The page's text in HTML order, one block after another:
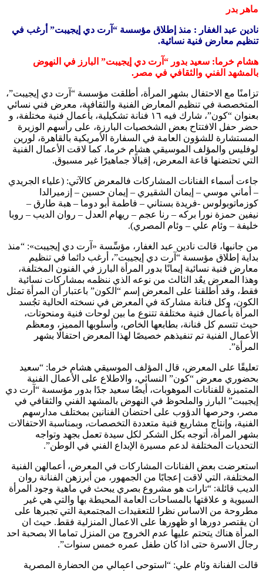
ماهر بدر
نادين عبد الغفار : منذ إطلاق مؤسسة “آرت دي إيجيبت” أرغب في
تنظيم معارض فنية نسائية.
هشام خرما: سعيد بدور “آرت دي إيجيبت” البارز في النهوض
بالمشهد الفني والثقافي في مصر.
تزامنًا مع الاحتفال بشهر المرأة، أطلقت مؤسسة “آرت دي إيجيبت”،
المتخصصة في تنظيم المعارض الفنية والثقافية، معرض فني نسائي
بعنوان “كون”، شارك فيه ١٦ فنانة تشكيلية، بأعمال فنية مختلفة، و
حضر حفل الافتتاح بعض الشخصيات البارزة، على رأسهم الوزيرة
المستشارة للشؤون العامة في السفارة الأمريكية بالقاهرة، لورين
لوفليس والمؤلف الموسيقي هشام خرما، كما لاقت الأعمال الفنية
التي تحتضنها قاعة المعرض، إقبالًا جماهيرًا غير مسبوق.
جاءت أسماء الفنانات المشاركات فالمعرض كالآتي: (علياء الجريدي
– أماني موسي – إيمان الشقيري – إيمان حسين – إزميرالدا
كوزماتوبولوس -فريدة بستاني – فاطمة أبو دوما – هبة طارق –
نيفين حمزة نورا بركه – رنا عجم – ريهام العدل – روان الديب – روبا
خليفة – وئام علي – وئام المصري).
من جانبها، قالت نادين عبد الغفار، مؤسِّسة «آرت دي إيجيبت»: “منذ
بداية إطلاق مؤسسة “آرت دي إيجيبت”، أرغب دائما في تنظيم
معارض فنية نسائية إيمانًا بدور المرأة البارز في الفنون المختلفة،
وهذا المعرض يعٌد الثالث من نوعه الذي ننظمه بمشاركات نسائية
فقط، وقد أطلقنا على المعرض إسم “الكون” باعتبار أن المرأة تمثل
الكون، وكل فنانة مشاركة في المعرض في نسخته الحالية تجُسد
المرأة بأعمال فنية مختلفة تتنوع ما بين لوحات فنية ومنحوتات،
حيث تتسم كل فنانة، بطابعها الخاص، وأسلوبها المميز، ومعظم
الأعمال الفنية تم تنفيذهم خصيصًا لهذا المعرض احتفالًا بشهر
المرأة”.
تعليقًا على المعرض، قال المؤلف الموسيقي هشام خرما: “سعيد
بحضوري معرض “كون” النسائي، والاطلاع على الأعمال الفنية
المتميزة للفنانات الموهوبات، أيضًا سعيد جدًا بدور مؤسسة “آرت دي
إيجيبت” البارز والملحوظ في النهوض بالمشهد الفني والثقافي في
مصر، وحرصها الدؤوب على احتضان الفنانين بمختلف مدارسهم
الفنية، وإنتاج مشاريع فنية متعددة التخصصات، وبمناسبة الاحتفالات
بشهر المرأة، أتوجه بكل الشكر لكل سيدة تعمل بجهد وتواجه
التحديات المختلفة لدعم مسيرة الإبداع الفني في الوطن”.
استعرضت بعض الفنانات المشاركات في المعرض، أعمالهن الفنية
المختلفة، التي لاقت إعجابًا من الجمهور، من أبرزهن الفنانة روان
الديب قائلة: “تارات هو مشروع بصري يبحث في ماهية وجود المرأة
السيوية و علاقتها بالمساحات العامة المحيطة بها والتي هي غير
مطروحة من الاساس نظرا للتعقيدات المجتمعية التي تجبرها على
ان يقتصر دورها او ظهورها على الاعمال المنزلية فقط. حيث ان
المرأة هناك يتحتم عليها عدم الخروج من المنزل تماما الا بصحبة احد
رجال الاسرة حتى اذا كان طفل عمره خمس سنوات”.
قالت الفنانة وئام علي: “استوحى اعمالي من الحضارة المصرية